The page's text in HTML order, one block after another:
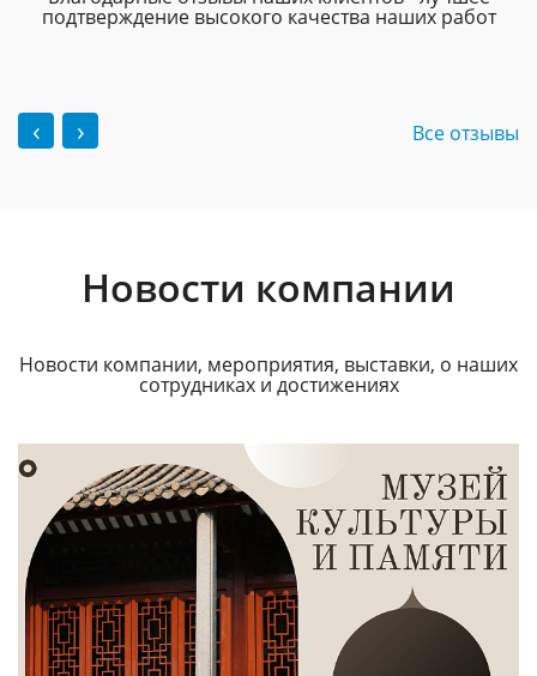
подтверждение высокого качества наших работ
‹ › Все отзывы
Новости компании
Новости компании, мероприятия, выставки, о наших
сотрудниках и достижениях